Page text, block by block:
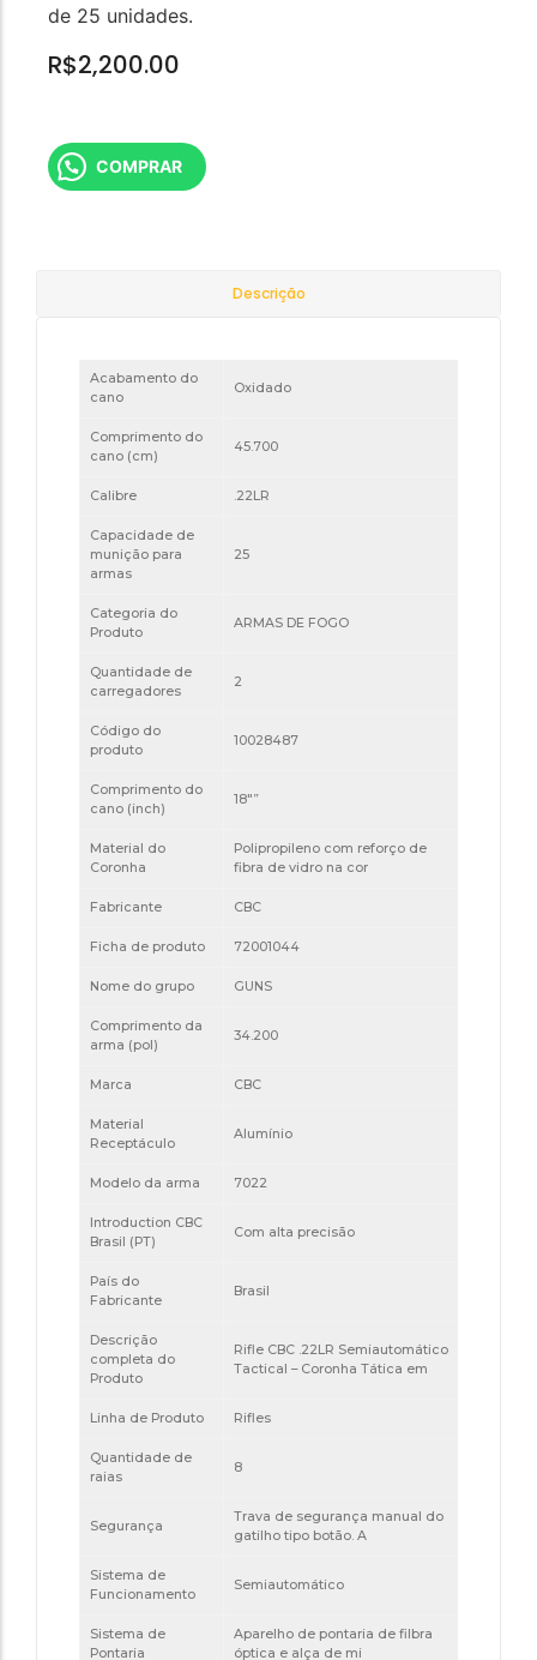
de 25 unidades.
R$2,200.00
COMPRAR
Descrição
Acabamento do
cano
Oxidado
Comprimento do
cano (cm)
45.700
Calibre .22LR
Capacidade de
munição para
armas
25
Categoria do
Produto
ARMAS DE FOGO
Quantidade de
carregadores
2
Código do
produto
10028487
Comprimento do
cano (inch)
18″”
Material do
Coronha
Polipropileno com reforço de
fibra de vidro na cor
Fabricante CBC
Ficha de produto 72001044
Nome do grupo GUNS
Comprimento da
arma (pol)
34.200
Marca CBC
Material
Receptáculo
Alumínio
Modelo da arma 7022
Introduction CBC
Brasil (PT)
Com alta precisão
País do
Fabricante
Brasil
Descrição
completa do
Produto
Rifle CBC .22LR Semiautomático
Tactical – Coronha Tática em
Linha de Produto Rifles
Quantidade de
raias
8
Segurança
Trava de segurança manual do
gatilho tipo botão. A
Sistema de
Funcionamento
Semiautomático
Sistema de
Pontaria
Aparelho de pontaria de filbra
óptica e alça de mi